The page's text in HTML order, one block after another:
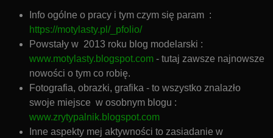
Info ogólne o pracy i tym czym się param :
https://motylasty.pl/_pfolio/
Powstały w 2013 roku blog modelarski :
www.motylasty.blogspot.com - tutaj zawsze najnowsze
nowości o tym co robię.
Fotografia, obrazki, grafika - to wszystko znalazło
swoje miejsce w osobnym blogu :
www.zrytypalnik.blogspot.com
Inne aspekty mej aktywności to zasiadanie w